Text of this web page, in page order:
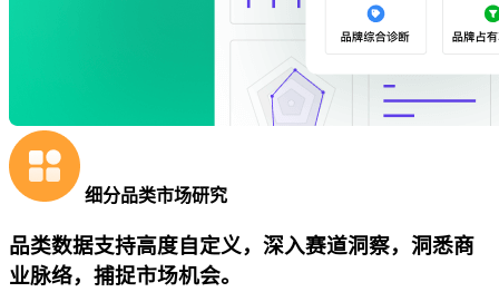
细分品类市场研究
品类数据支持高度自定义，深入赛道洞察，洞悉商
业脉络，捕捉市场机会。